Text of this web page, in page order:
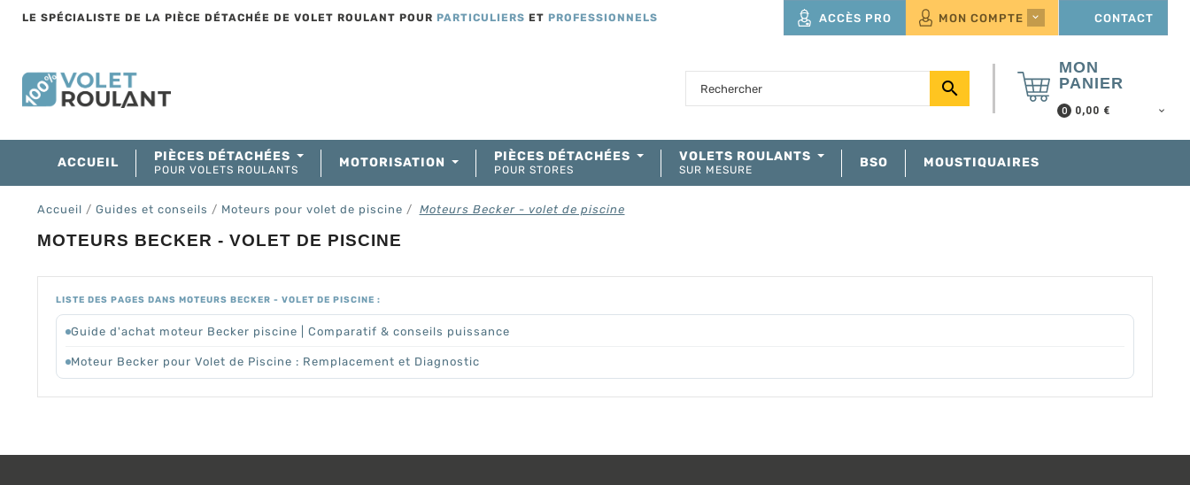
LE SPÉCIALISTE DE LA PIÈCE DÉTACHÉE DE VOLET ROULANT POUR PARTICULIERS ET PROFESSIONNELS ACCÈS PRO MON COMPTE  CONTACT

MON
PANIER
0 0,00 €
ACCUEIL PIÈCES DÉTACHÉES
POUR VOLETS ROULANTS MOTORISATION PIÈCES DÉTACHÉES
POUR STORES
VOLETS ROULANTS
SUR MESURE BSO MOUSTIQUAIRES
Accueil Guides et conseils Moteurs pour volet de piscine Moteurs Becker - volet de piscine
MOTEURS BECKER - VOLET DE PISCINE
LISTE DES PAGES DANS MOTEURS BECKER - VOLET DE PISCINE :
Guide d'achat moteur Becker piscine | Comparatif & conseils puissance
Moteur Becker pour Volet de Piscine : Remplacement et Diagnostic